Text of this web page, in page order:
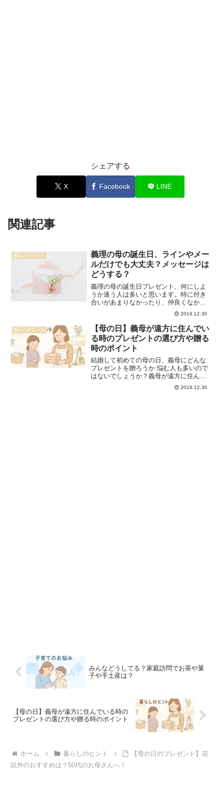
シェアする
X Facebook LINE
関連記事
暮らしのヒント
義理の母の誕生日、ラインやメー
ルだけでも大丈夫？メッセージは
どうする？
義理の母の誕生日プレゼント、何にしよ
うか迷う人は多いと思います。特に付き
合いがあまりなかったり、仲良くなかっ
たりすると、「わざわざプレゼントをあ
げる必要ってある？」と思いますよね。
そんな時、 ラインやメールだけで済ませ
ても大丈夫なのでしょう...
2019.12.30
暮らしのヒント
【母の日】義母が遠方に住んでい
る時のプレゼントの選び方や贈る
時のポイント
結婚して初めての母の日、義母にどんな
プレゼントを贈ろうか 悩む人も多いので
はないでしょうか？義母が遠方に住んで
いる場合は、宅急便でプレゼントを贈る
ことになります。直接プレゼントを渡す
2019.12.30
みんなどうしてる？家庭訪問でお茶や菓
子や手土産は？
【母の日】義母が遠方に住んでいる時の
プレゼントの選び方や贈る時のポイント
ホーム 暮らしのヒント
【母の日のプレゼント】花
以外のおすすめは？50代のお母さんへ！